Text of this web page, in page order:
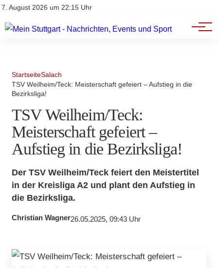
7. August 2026 um 22:15 Uhr
Impressum
Branchenbuch
Werbung
StartseiteSalach
TSV Weilheim/Teck: Meisterschaft gefeiert – Aufstieg in die
Bezirksliga!
TSV Weilheim/Teck:
Meisterschaft gefeiert –
Aufstieg in die Bezirksliga!
Der TSV Weilheim/Teck feiert den Meistertitel
in der Kreisliga A2 und plant den Aufstieg in
die Bezirksliga.
Christian Wagner26.05.2025, 09:43 Uhr